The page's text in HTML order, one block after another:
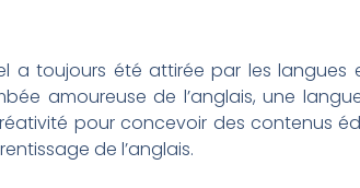
a toujours été attirée par les langues
amoureuse de l’anglais, une
pour concevoir des contenus
de l’anglais.